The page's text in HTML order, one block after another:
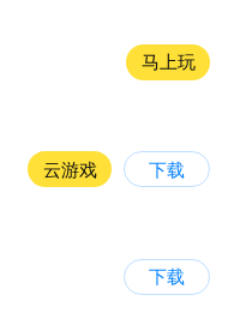
马上玩
云游戏 下载
下载